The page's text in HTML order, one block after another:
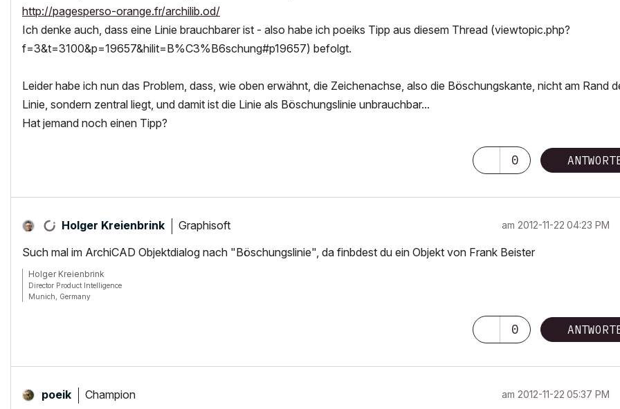
http://pagesperso-orange.fr/archilib.od/
Ich denke auch, dass eine Linie brauchbarer ist - also habe ich poeiks Tipp aus diesem Thread (viewtopic.php?
f=3&t=3100&p=19657&hilit=B%C3%B6schung#p19657) befolgt.
Leider habe ich nun das Problem, dass, wie oben erwähnt, die Zeichenachse, also die Böschungskante, nicht am Rand
Linie, sondern zentral liegt, und damit ist die Linie als Böschungslinie unbrauchbar...
Hat jemand noch einen Tipp?
0
Holger Kreienbrink Graphisoft am ‎2012-11-22 04:23 PM
Such mal im ArchiCAD Objektdialog nach "Böschungslinie", da finbdest du ein Objekt von Frank Beister
Holger Kreienbrink
Director Product Intelligence
Munich, Germany
0
poeik Champion am ‎2012-11-22 05:37 PM